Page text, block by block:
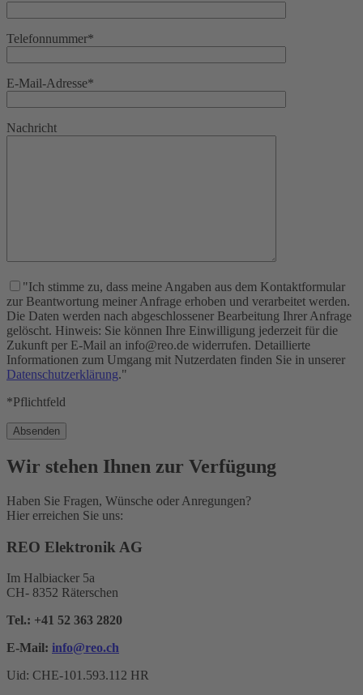
Telefonnummer*
E-Mail-Adresse*
Nachricht
"Ich stimme zu, dass meine Angaben aus dem Kontaktformular
zur Beantwortung meiner Anfrage erhoben und verarbeitet werden.
Die Daten werden nach abgeschlossener Bearbeitung Ihrer Anfrage
gelöscht. Hinweis: Sie können Ihre Einwilligung jederzeit für die
Zukunft per E-Mail an info@reo.de widerrufen. Detaillierte
Informationen zum Umgang mit Nutzerdaten finden Sie in unserer
Datenschutzerklärung."
*Pflichtfeld
Wir stehen Ihnen zur Verfügung
Haben Sie Fragen, Wünsche oder Anregungen?
Hier erreichen Sie uns:
REO Elektronik AG
Im Halbiacker 5a
CH- 8352 Räterschen
Tel.: +41 52 363 2820
E-Mail: info@reo.ch
Uid: CHE-101.593.112 HR